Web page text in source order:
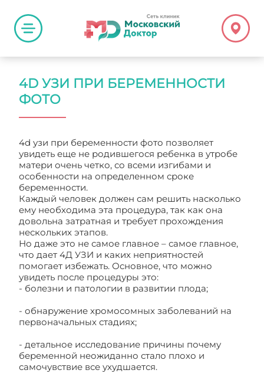
4D УЗИ ПРИ БЕРЕМЕННОСТИ
ФОТО
4d узи при беременности фото позволяет
увидеть еще не родившегося ребенка в утробе
матери очень четко, со всеми изгибами и
особенности на определенном сроке
беременности.
Каждый человек должен сам решить насколько
ему необходима эта процедура, так как она
довольна затратная и требует прохождения
нескольких этапов.
Но даже это не самое главное – самое главное,
что дает 4Д УЗИ и каких неприятностей
помогает избежать. Основное, что можно
увидеть после процедуры это:
- болезни и патологии в развитии плода;
- обнаружение хромосомных заболеваний на
первоначальных стадиях;
- детальное исследование причины почему
беременной неожиданно стало плохо и
самочувствие все ухудшается.